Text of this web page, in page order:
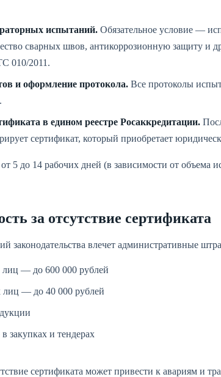
испытаний. Обязательное условие —
сварных швов, антикоррозионную защиту и
010/2011.
и оформление протокола. Все протоколы
в едином реестре Росаккредитации.
сертификат, который приобретает
5 до 14 рабочих дней (в зависимости от объема
за отсутствие сертификата
законодательства влечет административные
— до 600 000 рублей
— до 40 000 рублей
закупках и тендерах
сертификата может привести к авариям и